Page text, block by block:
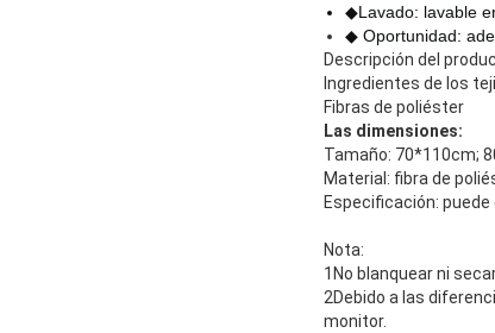
◆Lavado: lavable
◆ Oportunidad:
Descripción del
Ingredientes de los
Fibras de poliéster
Las dimensiones:
Tamaño: 70*110cm;
Material: fibra de
Especificación:
Nota:
1No blanquear ni
2Debido a las
monitor.